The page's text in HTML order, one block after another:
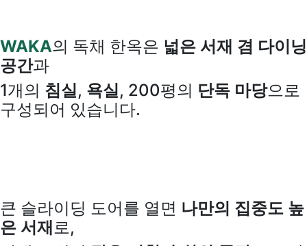
WAKA의 독채 한옥은 넓은 서재 겸 다이닝
공간과
1개의 침실, 욕실, 200평의 단독 마당으로
구성되어 있습니다.
큰 슬라이딩 도어를 열면 나만의 집중도 높
은 서재 로,